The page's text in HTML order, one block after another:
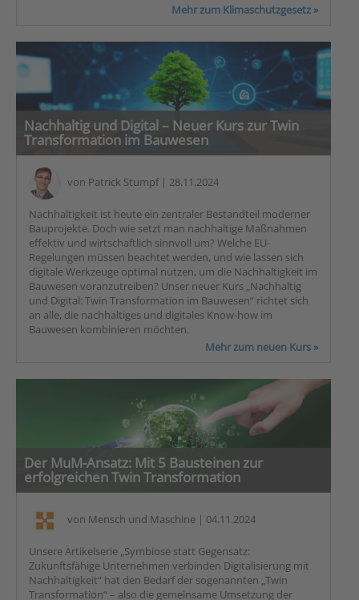
Mehr zum Klimaschutzgesetz »
Nachhaltig und Digital – Neuer Kurs zur Twin
Transformation im Bauwesen
von Patrick Stumpf| 28.11.2024
Nachhaltigkeit ist heute ein zentraler Bestandteil moderner
Bauprojekte. Doch wie setzt man nachhaltige Maßnahmen
effektiv und wirtschaftlich sinnvoll um? Welche EU-
Regelungen müssen beachtet werden, und wie lassen sich
digitale Werkzeuge optimal nutzen, um die Nachhaltigkeit im
Bauwesen voranzutreiben? Unser neuer Kurs „Nachhaltig
und Digital: Twin Transformation im Bauwesen“ richtet sich
an alle, die nachhaltiges und digitales Know-how im
Bauwesen kombinieren möchten.
Mehr zum neuen Kurs »
Der MuM-Ansatz: Mit 5 Bausteinen zur
erfolgreichen Twin Transformation
von Mensch und Maschine | 04.11.2024
Unsere Artikelserie „Symbiose statt Gegensatz:
Zukunftsfähige Unternehmen verbinden Digitalisierung mit
Nachhaltigkeit“ hat den Bedarf der sogenannten „Twin
Transformation“ – also die gemeinsame Umsetzung der